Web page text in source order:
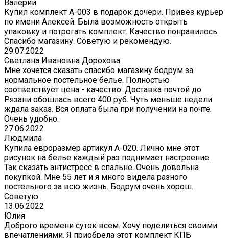
Валерий
Купил комплект A-003 в подарок дочери. Привез курьер
по имени Алексей. Была возможность открыть
упаковку и потрогать комплект. Качество понравилось.
Спасибо магазину. Советую и рекомендую.
29.07.2022
Светлана Ивановна Дорохова
Мне хочется сказать спасибо магазину бодрум за
нормальное постельное белье. Полностью
соответствует цена - качество. Доставка почтой до
Рязани обошлась всего 400 руб. Чуть меньше недели
ждала заказ. Вся оплата была при получении на почте.
Очень удобно.
27.06.2022
Людмила
Купила евроразмер артикул А-020. Лично мне этот
рисунок на белье каждый раз поднимает настроение.
Так сказать антистресс в спальне. Очень довольна
покупкой. Мне 55 лет и я много видела разного
постельного за всю жизнь. Бодрум очень хорош.
Советую.
13.06.2022
Юлия
Доброго времени суток всем. Хочу поделиться своими
впечатлениями. Я приобрела этот комплект КПБ